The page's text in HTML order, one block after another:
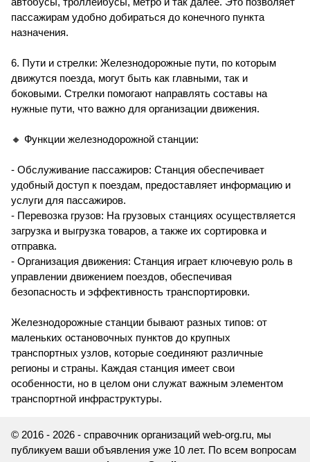
пассажирам удобно добираться до конечного пункта
назначения.
6. Пути и стрелки: Железнодорожные пути, по которым
движутся поезда, могут быть как главными, так и
боковыми. Стрелки помогают направлять составы на
нужные пути, что важно для организации движения.
🔸 Функции железнодорожной станции:
- Обслуживание пассажиров: Станция обеспечивает
удобный доступ к поездам, предоставляет информацию и
услуги для пассажиров.
- Перевозка грузов: На грузовых станциях осуществляется
загрузка и выгрузка товаров, а также их сортировка и
отправка.
- Организация движения: Станция играет ключевую роль в
управлении движением поездов, обеспечивая
безопасность и эффективность транспортировки.
Железнодорожные станции бывают разных типов: от
маленьких остановочных пунктов до крупных
транспортных узлов, которые соединяют различные
регионы и страны. Каждая станция имеет свои
особенности, но в целом они служат важным элементом
транспортной инфраструктуры.
© 2016 - 2026 - справочник организаций web-org.ru, мы
публикуем ваши объявления уже 10 лет. По всем вопросам